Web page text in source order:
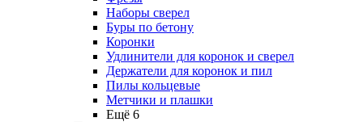
Наборы сверел
Буры по бетону
Коронки
Удлинители для коронок и сверел
Держатели для коронок и пил
Пилы кольцевые
Метчики и плашки
Ещё 6